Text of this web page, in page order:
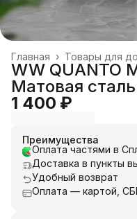
Товары для
Главная ›
WW QUANTO
Матовая сталь
1 400 ₽
Преимущества
Оплата частями в
Доставка в пункты
Удобный возврат
Оплата — картой,